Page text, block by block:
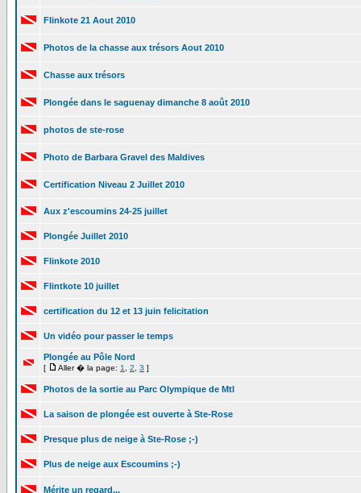
Flinkote 21 Aout 2010
Photos de la chasse aux trésors Aout 2010
Chasse aux trésors
Plongée dans le saguenay dimanche 8 août 2010
photos de ste-rose
Photo de Barbara Gravel des Maldives
Certification Niveau 2 Juillet 2010
Aux z'escoumins 24-25 juillet
Plongée Juillet 2010
Flinkote 2010
Flintkote 10 juillet
certification du 12 et 13 juin felicitation
Un vidéo pour passer le temps
Plongée au Pôle Nord
[ Aller � la page: 1 2 3 ]
Photos de la sortie au Parc Olympique de Mtl
La saison de plongée est ouverte à Ste-Rose
Presque plus de neige à Ste-Rose ;-)
Plus de neige aux Escoumins ;-)
Mérite un regard...